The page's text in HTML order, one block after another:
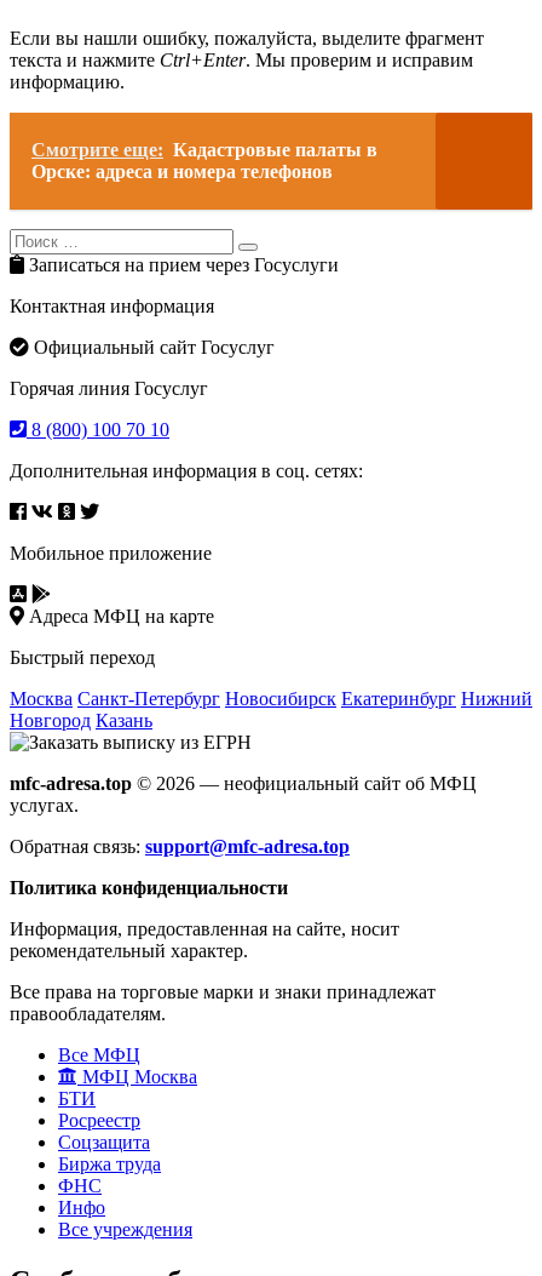
Если вы нашли ошибку, пожалуйста, выделите фрагмент
текста и нажмите Ctrl+Enter. Мы проверим и исправим
информацию.
Смотрите еще: Кадастровые палаты в
Орске: адреса и номера телефонов
Search
for:
Search
Записаться на прием через Госуслуги
Контактная информация
Официальный сайт Госуслуг
Горячая линия Госуслуг
8 (800) 100 70 10
Дополнительная информация в соц. сетях:
Мобильное приложение
Адреса МФЦ на карте
Быстрый переход
Москва Санкт-Петербург Новосибирск Екатеринбург Нижний
Новгород Казань
mfc-adresa.top © 2026 — неофициальный сайт об МФЦ
услугах.
Обратная связь: support@mfc-adresa.top
Политика конфиденциальности
Информация, предоставленная на сайте, носит
рекомендательный характер.
Все права на торговые марки и знаки принадлежат
правообладателям.
Все МФЦ
МФЦ Москва
БТИ
Росреестр
Соцзащита
Биржа труда
ФНС
Инфо
Все учреждения